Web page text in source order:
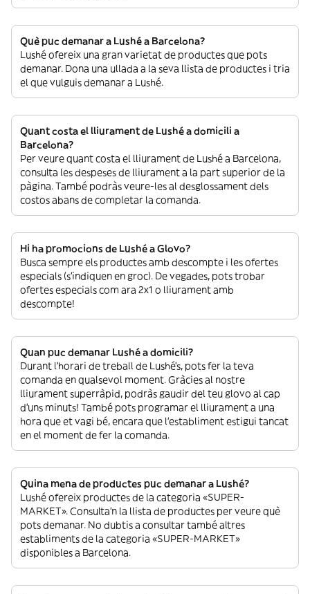
Què puc demanar a Lushé a Barcelona?
Lushé ofereix una gran varietat de productes que pots
demanar. Dona una ullada a la seva llista de productes i tria
el que vulguis demanar a Lushé.
Quant costa el lliurament de Lushé a domicili a
Barcelona?
Per veure quant costa el lliurament de Lushé a Barcelona,
consulta les despeses de lliurament a la part superior de la
pàgina. També podràs veure-les al desglossament dels
costos abans de completar la comanda.
Hi ha promocions de Lushé a Glovo?
Busca sempre els productes amb descompte i les ofertes
especials (s’indiquen en groc). De vegades, pots trobar
ofertes especials com ara 2x1 o lliurament amb
descompte!
Quan puc demanar Lushé a domicili?
Durant l’horari de treball de Lushé’s, pots fer la teva
comanda en qualsevol moment. Gràcies al nostre
lliurament superràpid, podràs gaudir del teu glovo al cap
d’uns minuts! També pots programar el lliurament a una
hora que et vagi bé, encara que l’establiment estigui tancat
en el moment de fer la comanda.
Quina mena de productes puc demanar a Lushé?
Lushé ofereix productes de la categoria «SUPER-
MARKET». Consulta’n la llista de productes per veure què
pots demanar. No dubtis a consultar també altres
establiments de la categoria «SUPER-MARKET»
disponibles a Barcelona.